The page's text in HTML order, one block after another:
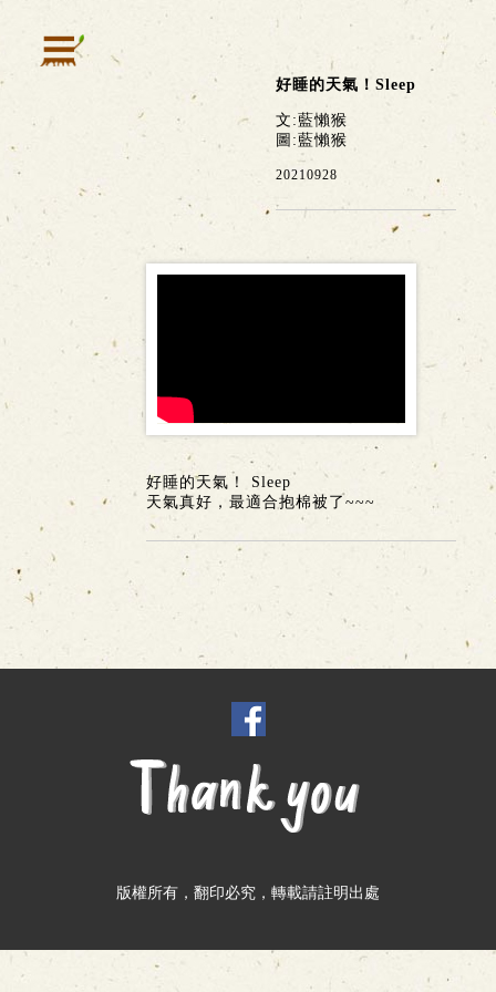
好睡的天氣！Sleep
文:藍懶猴
圖:藍懶猴
20210928
好睡的天氣！ Sleep
天氣真好，最適合抱棉被了~~~
版權所有，翻印必究，轉載請註明出處